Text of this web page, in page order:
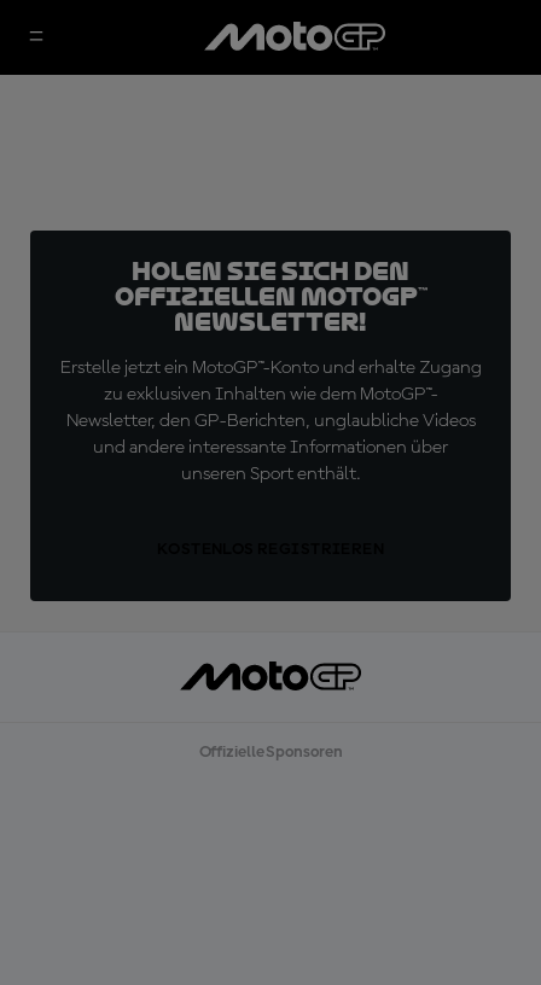
Holen Sie sich den
offiziellen MotoGP™
Newsletter!
Erstelle jetzt ein MotoGP™-Konto und erhalte Zugang
zu exklusiven Inhalten wie dem MotoGP™-
Newsletter, den GP-Berichten, unglaubliche Videos
und andere interessante Informationen über
unseren Sport enthält.
Offizielle Sponsoren